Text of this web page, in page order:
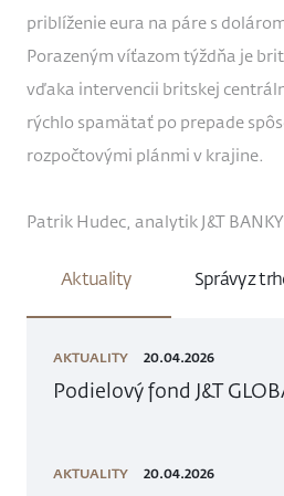
priblíženie eura na páre s
Porazeným víťazom týždňa je
vďaka intervencii britskej
rýchlo spamätať po prepade
rozpočtovými plánmi v krajine.
Patrik Hudec, analytik J&T BANKY
Aktuality Správy z
AKTUALITY 20.04.2026
Podielový fond J&T
AKTUALITY 20.04.2026